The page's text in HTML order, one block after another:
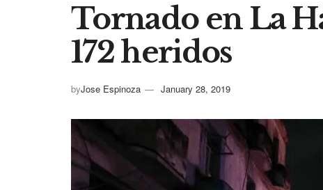
Tornado en La
172 heridos
byJose Espinoza January 28, 2019